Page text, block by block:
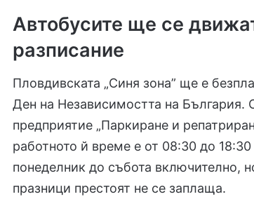
Автобусите ще се
разписание
Пловдивската „Синя зона” ще е
Ден на Независимостта на България.
предприятие „Паркиране и
работното й време е от 08:30 до 18:30
понеделник до събота включително,
празници престоят не се заплаща.